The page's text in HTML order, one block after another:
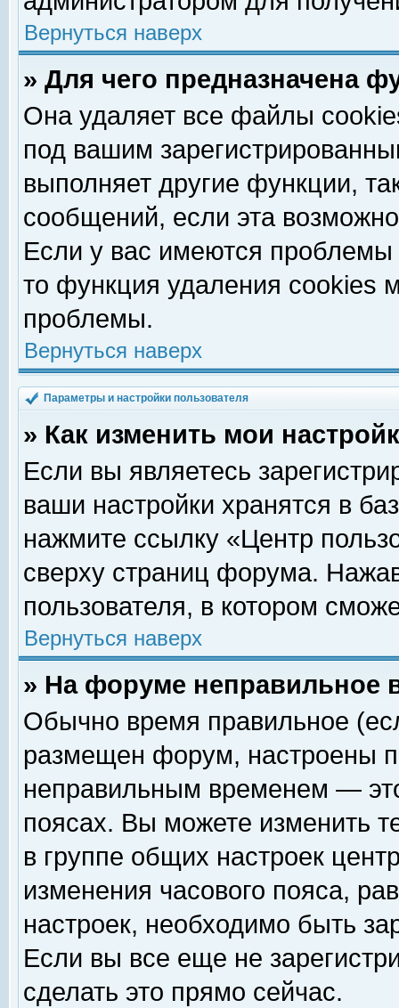
Вернуться наверх
» Для чего предназначена
Она удаляет все файлы
под вашим
выполняет другие функции,
сообщений, если эта
Если у вас имеются
то функция удаления cookies
проблемы.
Вернуться наверх
Параметры и настройки пользователя
» Как изменить мои
Если вы являетесь
ваши настройки хранятся в
нажмите ссылку «Центр
сверху страниц форума.
пользователя, в котором
Вернуться наверх
» На форуме неправильное
Обычно время правильное
размещен форум, настроены
неправильным временем —
поясах. Вы можете изменить
в группе общих настроек
изменения часового пояса,
настроек, необходимо быть
Если вы все еще не
сделать это прямо сейчас.